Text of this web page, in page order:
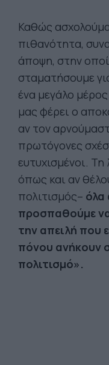
Καθώς
πιθανότητα,
άποψη, στην
σταματήσουμε
ένα μεγάλο
μας φέρει ο
αν τον
πρωτόγονες
ευτυχισμένοι. Τη
όπως και αν
πολιτισμός– όλα
προσπαθούμε
την απειλή που
πόνου ανήκουν
πολιτισμό».